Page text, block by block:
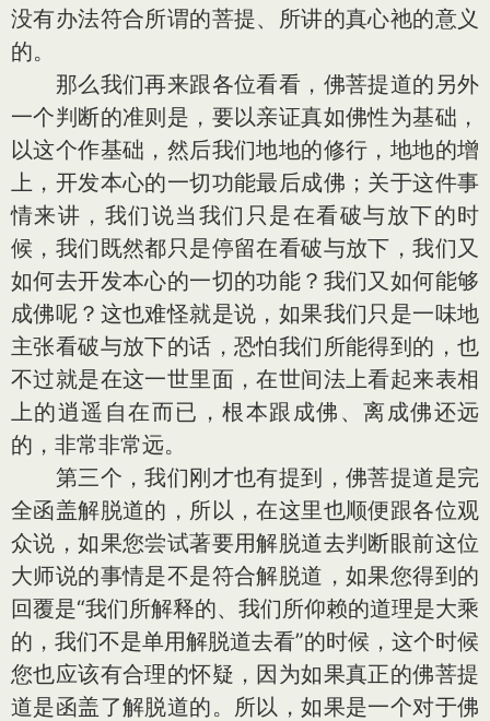
没有办法符合所谓的菩提、所讲的真心祂的意义
的。
那么我们再来跟各位看看，佛菩提道的另外
一个判断的准则是，要以亲证真如佛性为基础，
以这个作基础，然后我们地地的修行，地地的增
上，开发本心的一切功能最后成佛；关于这件事
情来讲，我们说当我们只是在看破与放下的时
候，我们既然都只是停留在看破与放下，我们又
如何去开发本心的一切的功能？我们又如何能够
成佛呢？这也难怪就是说，如果我们只是一味地
主张看破与放下的话，恐怕我们所能得到的，也
不过就是在这一世里面，在世间法上看起来表相
上的逍遥自在而已，根本跟成佛、离成佛还远
的，非常非常远。
第三个，我们刚才也有提到，佛菩提道是完
全函盖解脱道的，所以，在这里也顺便跟各位观
众说，如果您尝试著要用解脱道去判断眼前这位
大师说的事情是不是符合解脱道，如果您得到的
回覆是“我们所解释的、我们所仰赖的道理是大乘
的，我们不是单用解脱道去看”的时候，这个时候
您也应该有合理的怀疑，因为如果真正的佛菩提
道是函盖了解脱道的。所以，如果是一个对于佛